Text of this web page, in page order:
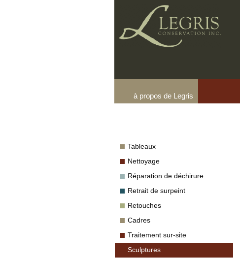
à propos de Legris
Tableaux
Nettoyage
Réparation de déchirure
Retrait de surpeint
Retouches
Cadres
Traitement sur-site
Sculptures